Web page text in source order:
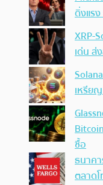
ดิ่งแร
XRP-
เด่น
เหรีย
ซื้อ
ธนาค
ตลาด